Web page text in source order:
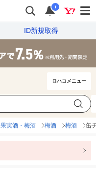
i
ID新規取得
ロハコメニュー
果実酒・梅酒 梅酒 梅酒 缶